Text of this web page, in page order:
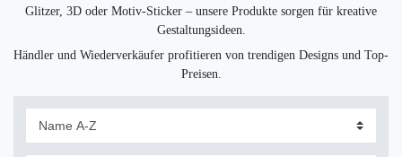
Glitzer, 3D oder Motiv-Sticker – unsere Produkte sorgen für kreative
Gestaltungsideen.
Händler und Wiederverkäufer profitieren von trendigen Designs und Top-
Preisen.